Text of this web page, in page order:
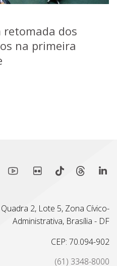
dos
na primeira
2, Lote 5, Zona Cívico-
Administrativa, Brasília - DF
CEP: 70.094-902
(61) 3348-8000